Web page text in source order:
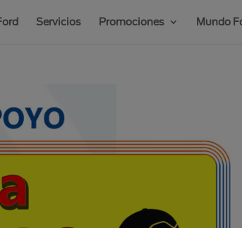
Servicios Promociones Mundo